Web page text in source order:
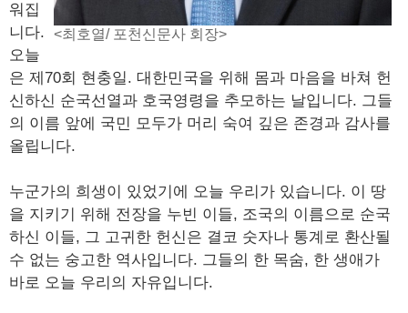
<최호열/ 포천신문사 회장>
워집
니다.
오늘
은 제70회 현충일. 대한민국을 위해 몸과 마음을 바쳐 헌
신하신 순국선열과 호국영령을 추모하는 날입니다. 그들
의 이름 앞에 국민 모두가 머리 숙여 깊은 존경과 감사를
올립니다.
누군가의 희생이 있었기에 오늘 우리가 있습니다. 이 땅
을 지키기 위해 전장을 누빈 이들, 조국의 이름으로 순국
하신 이들, 그 고귀한 헌신은 결코 숫자나 통계로 환산될
수 없는 숭고한 역사입니다. 그들의 한 목숨, 한 생애가
바로 오늘 우리의 자유입니다.